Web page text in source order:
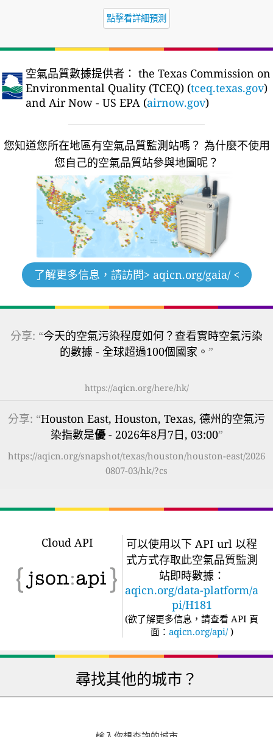
點擊看詳細預測
空氣品質數據提供者： the Texas Commission on
Environmental Quality (TCEQ) (tceq.texas.gov)
and Air Now - US EPA (airnow.gov)
您知道您所在地區有空氣品質監測站嗎？ 為什麼不使用
您自己的空氣品質站參與地圖呢？
了解更多信息，請訪問> aqicn.org/gaia/ <
分享: “今天的空氣污染程度如何？查看實時空氣污染
的數據 - 全球超過100個國家。 ”
https://aqicn.org/here/hk/
分享: “Houston East, Houston, Texas, 德州的空氣污
染指數是優- 2026年8月7日, 03:00”
https://aqicn.org/snapshot/texas/houston/houston-east/2026
0807-03/hk/?cs
Cloud API
可以使用以下 API url 以程
式方式存取此空氣品質監測
站即時數據：
aqicn.org/data-platform/a
pi/H181
(欲了解更多信息，請查看 API 頁
面： aqicn.org/api/ )
尋找其他的城市？